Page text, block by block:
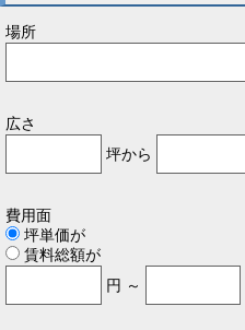
場所
広さ
坪から
費用面
坪単価が
賃料総額が
円 ～